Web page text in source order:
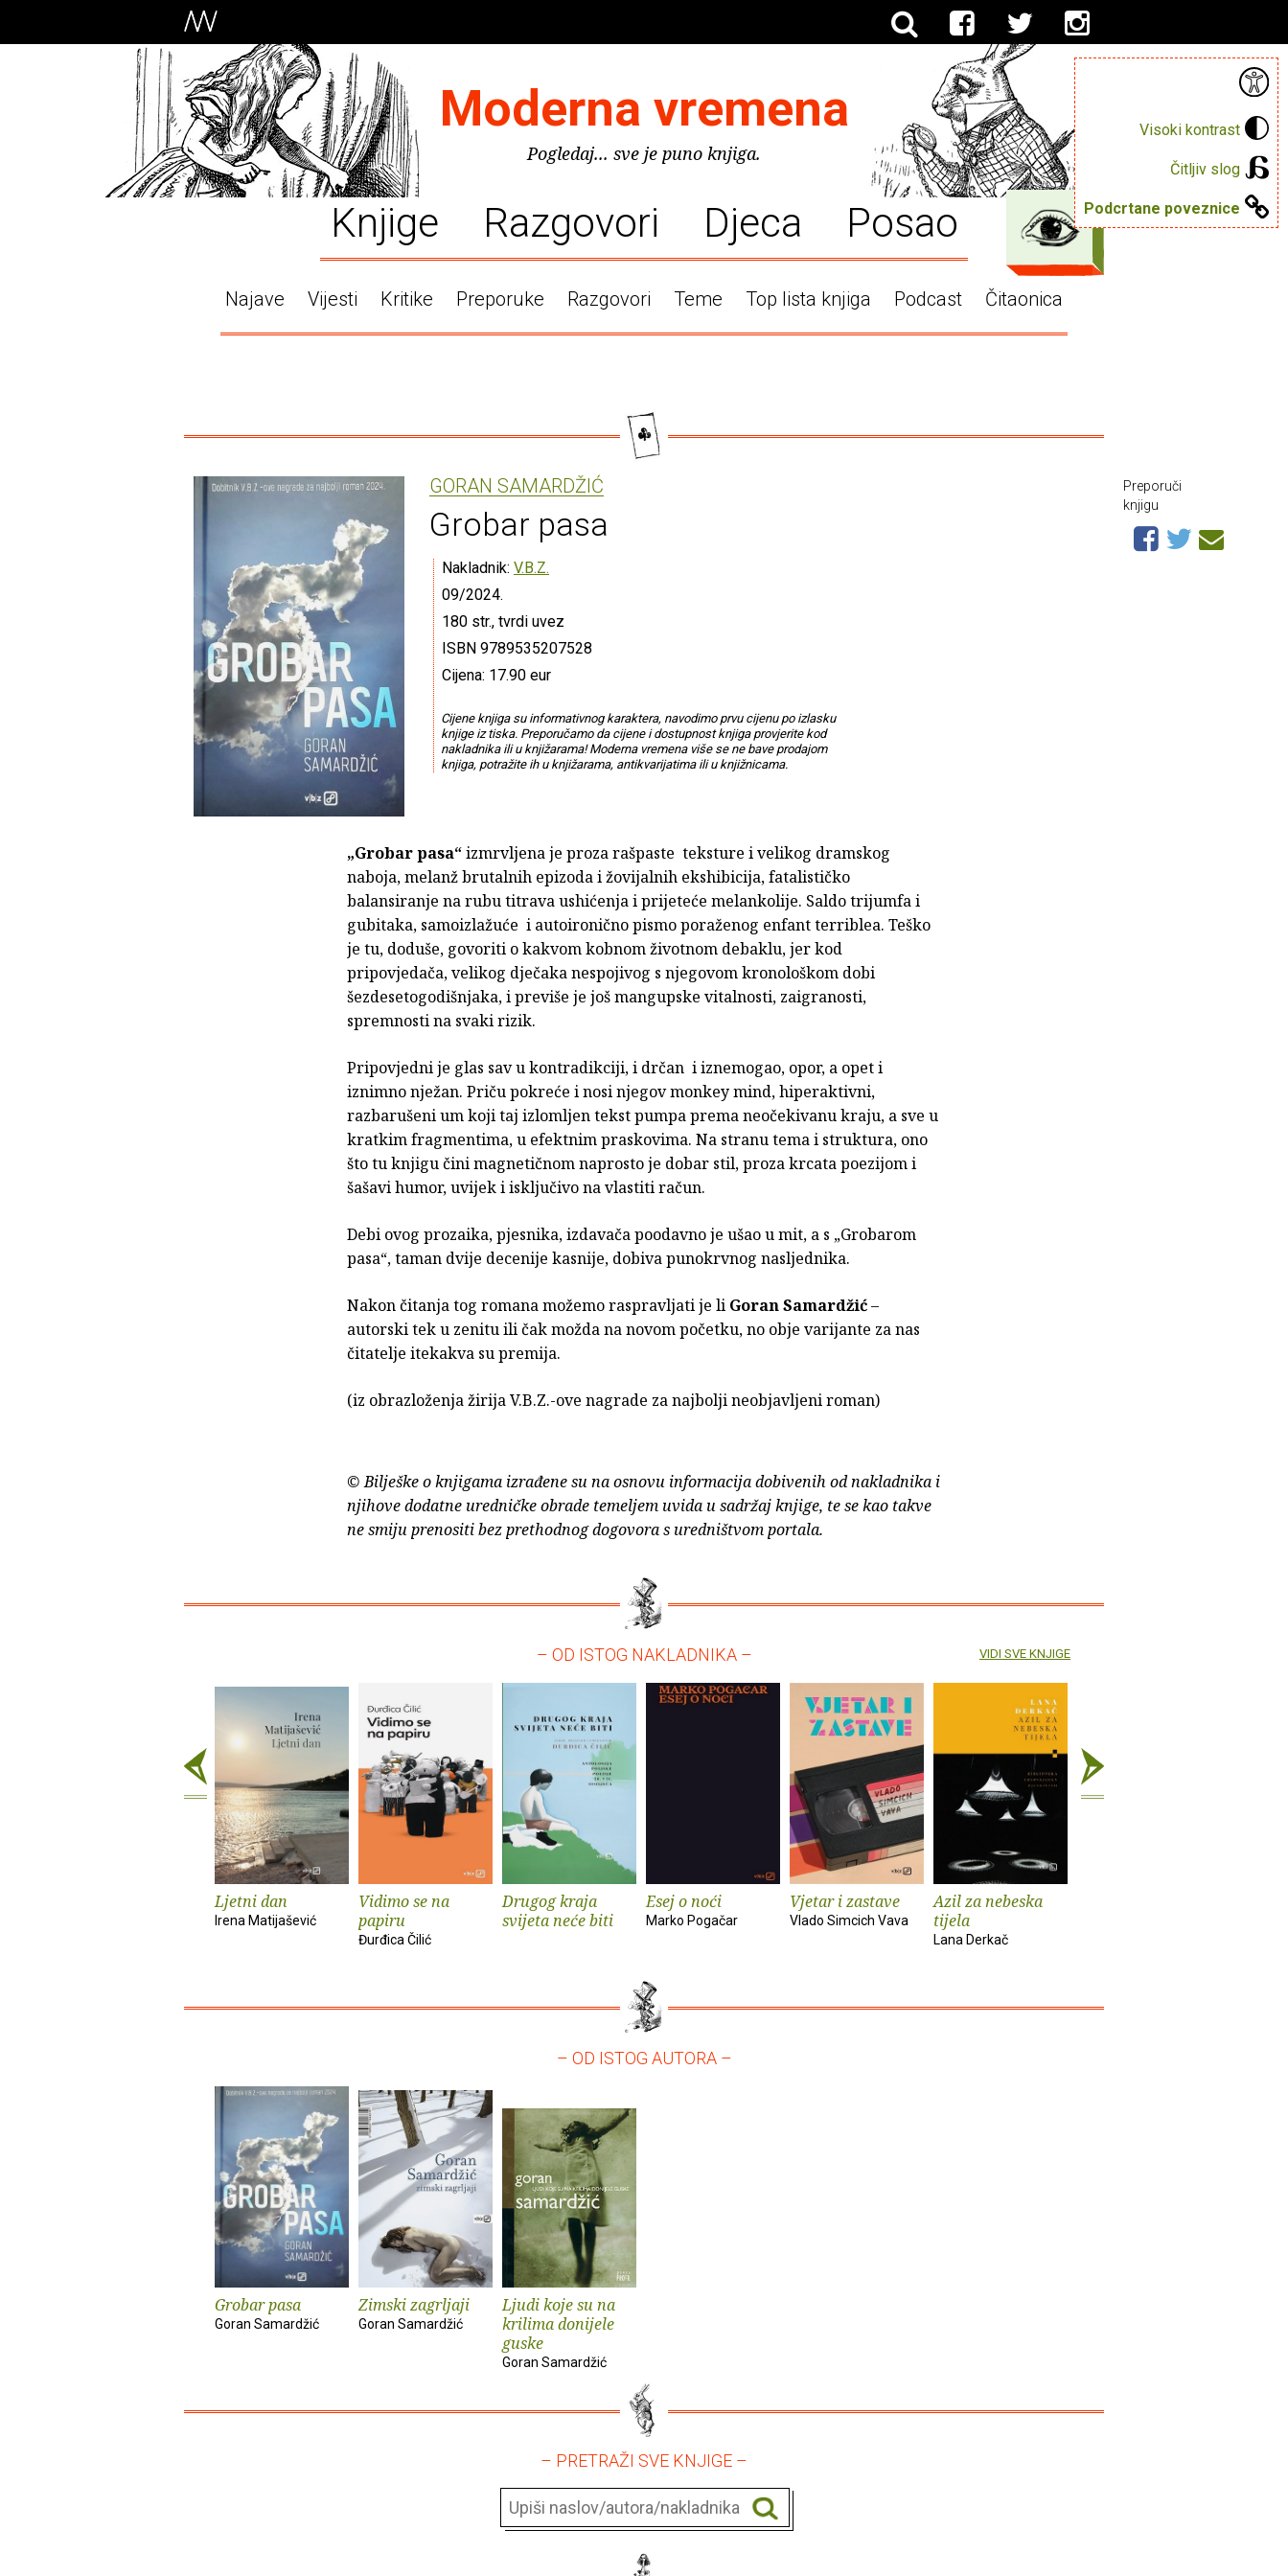
Visoki kontrast
Čitljiv slog
Podcrtane poveznice
Moderna vremena
Pogledaj... sve je puno knjiga.
Knjige Razgovori Djeca Posao
Najave Vijesti Kritike Preporuke Razgovori Teme Top lista knjiga Podcast Čitaonica
GORAN SAMARDŽIĆ
Grobar pasa
Nakladnik: V.B.Z.
09/2024.
180 str., tvrdi uvez
ISBN 9789535207528
Cijena: 17.90 eur
Cijene knjiga su informativnog karaktera, navodimo prvu cijenu po izlasku
knjige iz tiska. Preporučamo da cijene i dostupnost knjiga provjerite kod
nakladnika ili u knjižarama! Moderna vremena više se ne bave prodajom
knjiga, potražite ih u knjižarama, antikvarijatima ili u knjižnicama.
„Grobar pasa“izmrvljena je proza rašpaste teksture i velikog dramskog
naboja, melanž brutalnih epizoda i žovijalnih ekshibicija, fatalističko
balansiranje na rubu titrava ushićenja i prijeteće melankolije. Saldo trijumfa i
gubitaka, samoizlažuće i autoironično pismo poraženog enfant terriblea. Teško
je tu, doduše, govoriti o kakvom kobnom životnom debaklu, jer kod
pripovjedača, velikog dječaka nespojivog s njegovom kronološkom dobi
šezdesetogodišnjaka, i previše je još mangupske vitalnosti, zaigranosti,
spremnosti na svaki rizik.
Pripovjedni je glas sav u kontradikciji, i drčan i iznemogao, opor, a opet i
iznimno nježan. Priču pokreće i nosi njegov monkey mind, hiperaktivni,
razbarušeni um koji taj izlomljen tekst pumpa prema neočekivanu kraju, a sve u
kratkim fragmentima, u efektnim praskovima. Na stranu tema i struktura, ono
što tu knjigu čini magnetičnom naprosto je dobar stil, proza krcata poezijom i
šašavi humor, uvijek i isključivo na vlastiti račun.
Debi ovog prozaika, pjesnika, izdavača poodavno je ušao u mit, a s „Grobarom
pasa“, taman dvije decenije kasnije, dobiva punokrvnog nasljednika.
Nakon čitanja tog romana možemo raspravljati je li GoranSamardžić–
autorski tek u zenitu ili čak možda na novom početku, no obje varijante za nas
čitatelje itekakva su premija.
(iz obrazloženja žirija V.B.Z.-ove nagrade za najbolji neobjavljeni roman)
© Bilješke o knjigama izrađene su na osnovu informacija dobivenih od nakladnika i
njihove dodatne uredničke obrade temeljem uvida u sadržaj knjige, te se kao takve
ne smiju prenositi bez prethodnog dogovora s uredništvom portala.
Preporuči
knjigu
– OD ISTOG NAKLADNIKA –
Ljetni dan
Irena Matijašević
Vidimo se na
papiru
Đurđica Čilić
Drugog kraja
svijeta neće biti
Esej o noći
Marko Pogačar
Vjetar i zastave
Vlado Simcich Vava
Azil za nebeska
tijela
Lana Derkač
VIDI SVE KNJIGE
– OD ISTOG AUTORA –
Grobar pasa
Goran Samardžić
Zimski zagrljaji
Goran Samardžić
Ljudi koje su na
krilima donijele
guske
Goran Samardžić
– PRETRAŽI SVE KNJIGE –